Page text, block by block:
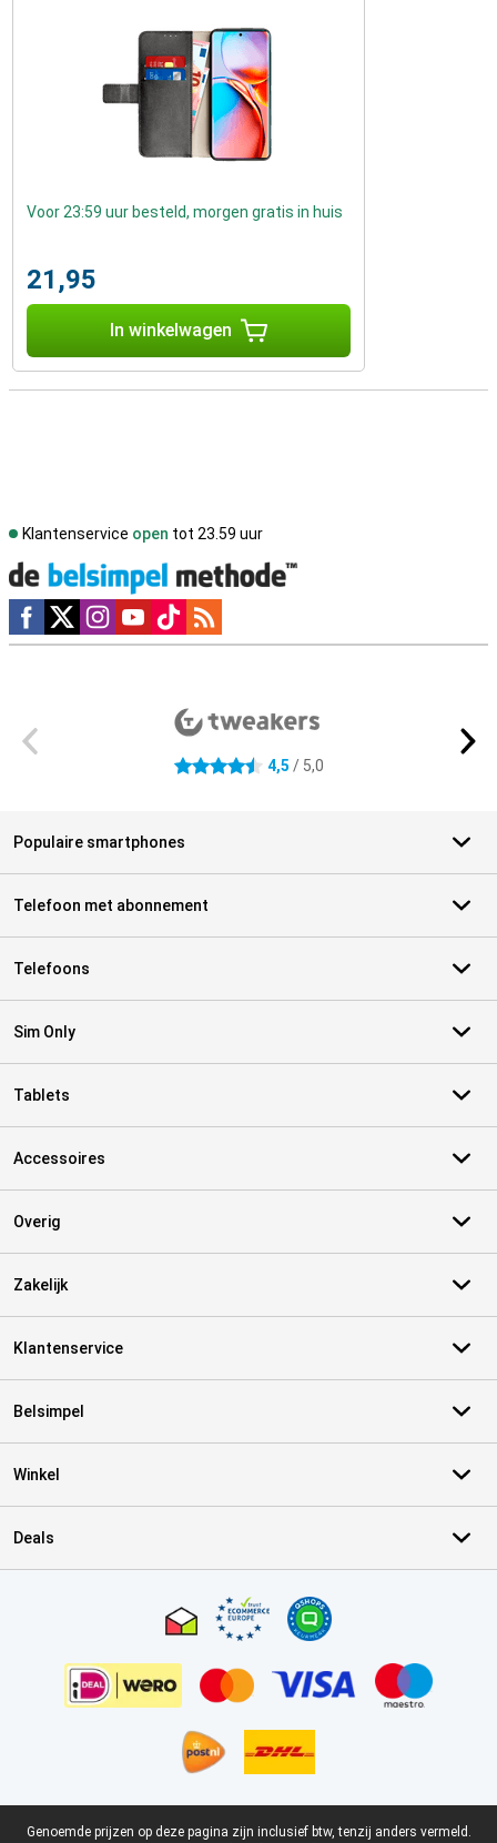
Voor 23:59 uur besteld, morgen gratis in huis
21,95
In winkelwagen
Klantenservice open tot 23.59 uur
Social media
4.5 sterren 4,5 / 5,0
Populaire smartphones
Telefoon met abonnement
Telefoons
Sim Only
Tablets
Accessoires
Overig
Zakelijk
Klantenservice
Belsimpel
Winkel
Deals
Juridische voettekst
Genoemde prijzen op deze pagina zijn inclusief btw, tenzij anders vermeld.